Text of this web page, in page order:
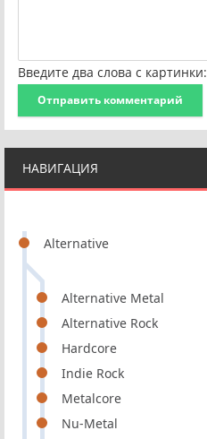
НАВИГАЦИЯ
Alternative
Alternative Metal
Alternative Rock
Hardcore
Indie Rock
Metalcore
Nu-Metal
Введите два слова с картинки:
Отправить комментарий